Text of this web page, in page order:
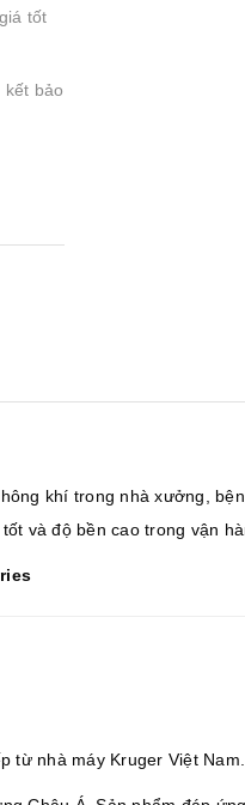
tốt
bảo
khí trong nhà xưởng,
và độ bền cao trong vận
từ nhà máy Kruger Việt Nam.